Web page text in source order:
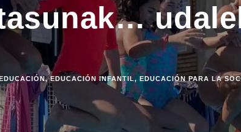
, EDUCACIÓN INFANTIL, EDUCACIÓN PARA LA